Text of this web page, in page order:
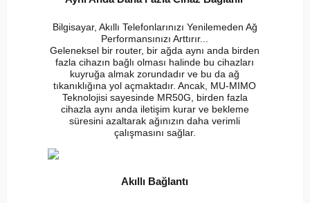
Bilgisayar, Akıllı Telefonlarınızı Yenilemeden Ağ
Performansınızı Arttırır...
Geleneksel bir router, bir ağda aynı anda birden
fazla cihazın bağlı olması halinde bu cihazları
kuyruğa almak zorundadır ve bu da ağ
tıkanıklığına yol açmaktadır. Ancak, MU-MIMO
Teknolojisi sayesinde MR50G, birden fazla
cihazla aynı anda iletişim kurar ve bekleme
süresini azaltarak ağınızın daha verimli
çalışmasını sağlar.
Akıllı Bağlantı